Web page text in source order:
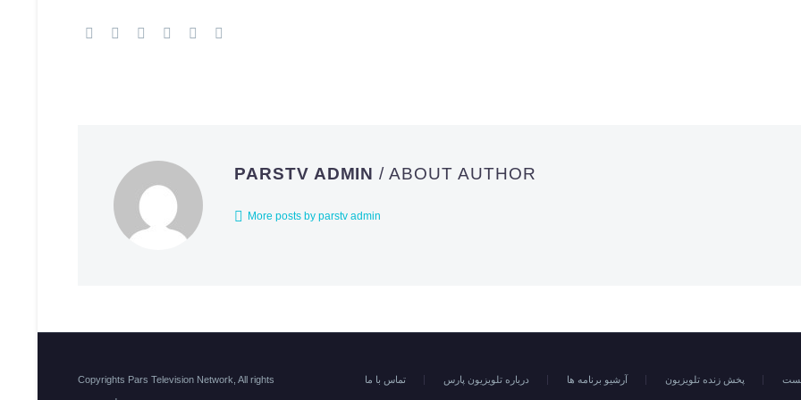
PARSTV ADMIN/ ABOUT AUTHOR
More posts by parstv admin
تماس با ما درباره تلویزیون پارس آرشیو برنامه ها پخش زنده تلویزیون Copyrights Pars Television Network, All rights